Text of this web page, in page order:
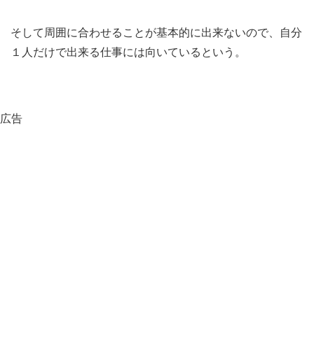
そして周囲に合わせることが基本的に出来ないので、自分
１人だけで出来る仕事には向いているという。
広告